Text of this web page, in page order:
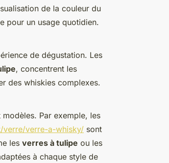
de la couleur du
pour un usage quotidien.
de dégustation. Les
, concentrent les
des whiskies complexes.
Par exemple, les
verre/verre-a-whisky/ sont
les verres à tulipe ou les
à chaque style de